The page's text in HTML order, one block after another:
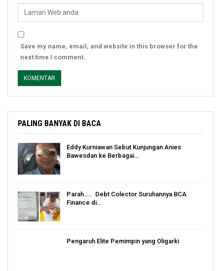
Save my name, email, and website in this browser for the
next time I comment.
PALING BANYAK DI BACA
Eddy Kurniawan Sebut Kunjungan Anies
Bawesdan ke Berbagai…
Parah….. Debt Colector Suruhannya BCA
Finance di…
Pengaruh Elite Pemimpin yang Oligarki